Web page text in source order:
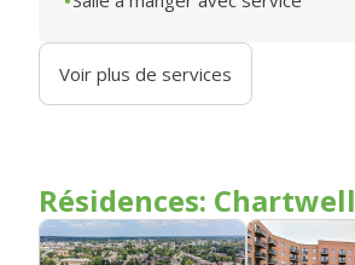
Voir plus de services
Résidences: Chartwell